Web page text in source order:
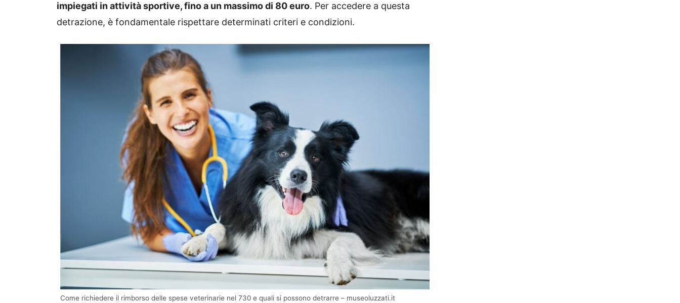
impiegati in attività sportive, fino a un massimo di 80 euro. Per accedere a questa
detrazione, è fondamentale rispettare determinati criteri e condizioni.
Come richiedere il rimborso delle spese veterinarie nel 730 e quali si possono detrarre – museoluzzati.it